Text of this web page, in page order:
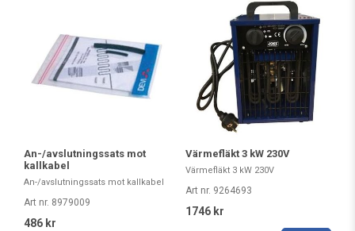
An-/avslutningssats mot
kallkabel
An-/avslutningssats mot kallkabel
Art nr. 8979009
486 kr
Värmefläkt 3 kW 230V
Värmefläkt 3 kW 230V
Art nr. 9264693
1746 kr